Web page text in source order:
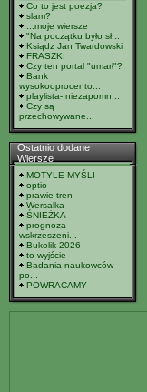
Co to jest poezja?
slam?
...moje wiersze
"Na początku było sł...
Ksiądz Jan Twardowski
FRASZKI
Czy ten portal "umarł"?
Bank
wysokooprocento...
playlista- niezapomn...
Czy są
przechowywane...
Ostatnio dodane
Wiersze
MOTYLE MYŚLI
optio
prawie tren
Wersalka
ŚNIEŻKA
prognoza
wskrzeszeni...
Bukolik 2026
to wyjście
Badania naukowców
po...
POWRACAMY